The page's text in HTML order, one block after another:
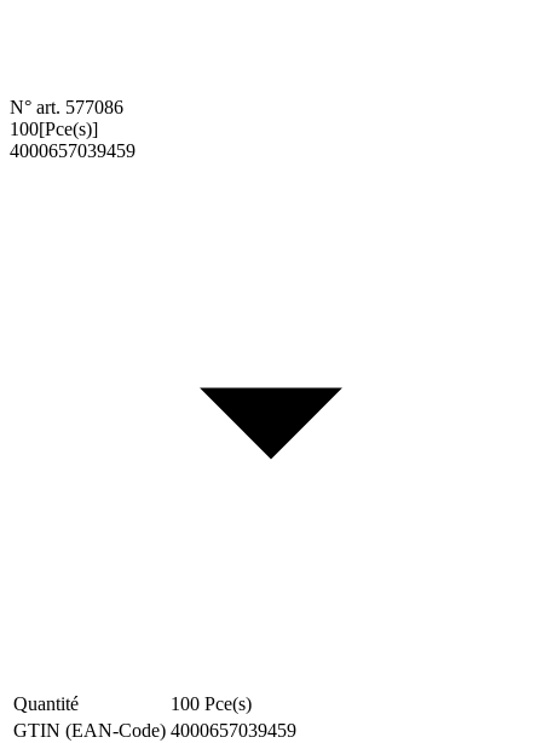
N° art. 577086
100[Pce(s)]
4000657039459
Quantité 100 Pce(s)
GTIN (EAN-Code) 4000657039459